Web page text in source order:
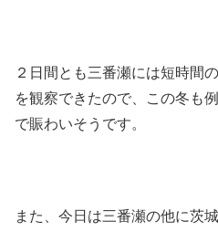
２日間とも三番瀬には短時間
を観察できたので、この冬も
で賑わいそうです。
また、今日は三番瀬の他に茨